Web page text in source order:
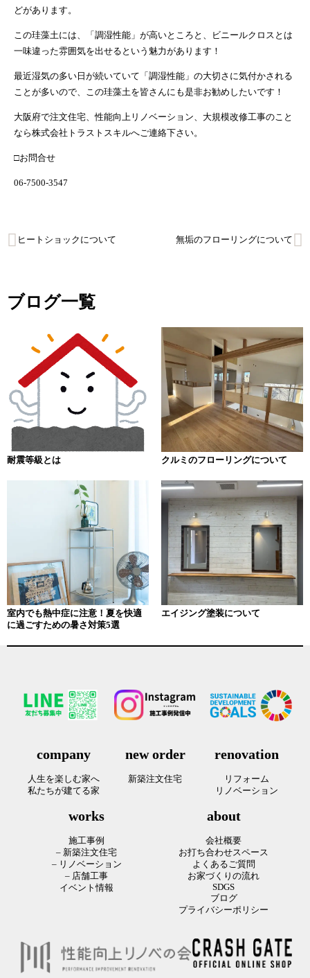
どがあります。
この珪藻土には、「調湿性能」が高いところと、ビニールクロスとは
一味違った雰囲気を出せるという魅力があります！
最近湿気の多い日が続いていて「調湿性能」の大切さに気付かされる
ことが多いので、この珪藻土を皆さんにも是非お勧めしたいです！
大阪府で注文住宅、性能向上リノベーション、大規模改修工事のこと
なら株式会社トラストスキルへご連絡下さい。
□お問合せ
06-7500-3547
投
ナ
ー
シ
ョ
ヒートショックについて 無垢のフローリングについて
ブログ一覧
耐震等級とは クルミのフローリングについて
室内でも熱中症に注意！夏を快適
に過ごすための暑さ対策5選
エイジング塗装について
company
人生を楽しむ家へ
私たちが建てる家
new order
新築注文住宅
renovation
リフォーム
リノベーション
works
施工事例
– 新築注文住宅
– リノベーション
– 店舗工事
イベント情報
about
会社概要
お打ち合わせスペース
よくあるご質問
お家づくりの流れ
SDGS
ブログ
プライバシーポリシー